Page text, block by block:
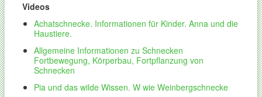
Videos
Achatschnecke. Informationen für Kinder. Anna und die
Haustiere.
Allgemeine Informationen zu Schnecken
Fortbewegung, Körperbau, Fortpflanzung von
Schnecken
Pia und das wilde Wissen. W wie Weinbergschnecke